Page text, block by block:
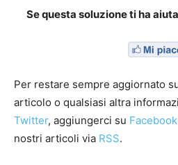
Se questa soluzione ti ha
Per restare sempre aggiornato
articolo o qualsiasi altra
Twitter, aggiungerci su Facebook
nostri articoli via RSS.